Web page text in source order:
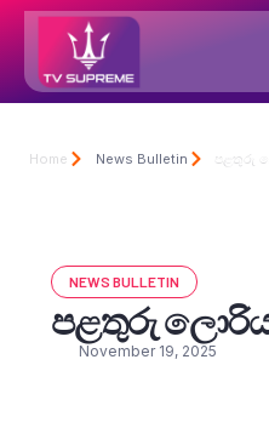
Home News Bulletin පළතුරු
NEWS BULLETIN
පළතුරු
November 19, 2025